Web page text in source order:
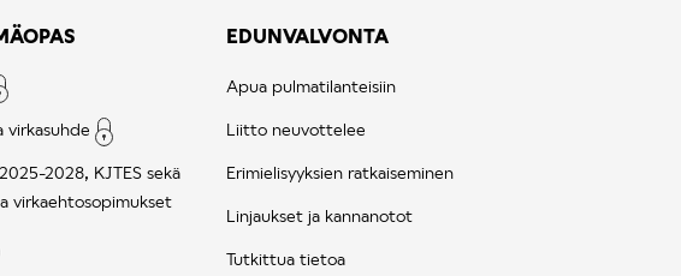
virkasuhde
2028, KJTES sekä
virkaehtosopimukset
EDUNVALVONTA
Apua pulmatilanteisiin
Liitto neuvottelee
Erimielisyyksien ratkaiseminen
Linjaukset ja kannanotot
Tutkittua tietoa